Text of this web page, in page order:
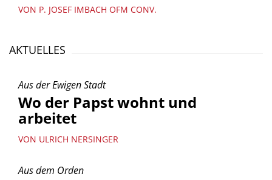
VON P. JOSEF IMBACH OFM CONV.
AKTUELLES
Aus der Ewigen Stadt
Wo der Papst wohnt und
arbeitet
VON ULRICH NERSINGER
Aus dem Orden